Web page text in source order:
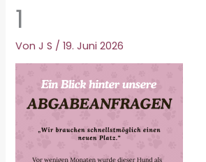
1
VonJ S /19. Juni 2026